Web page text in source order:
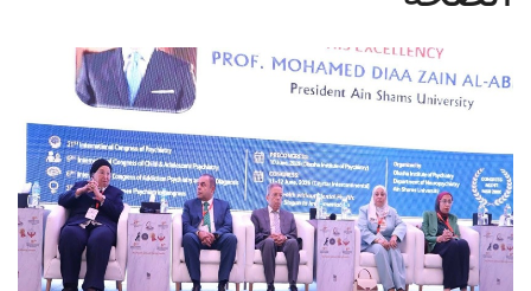
الأنظمة الذكية
الإعلام
تواصل معنا
الطلاب